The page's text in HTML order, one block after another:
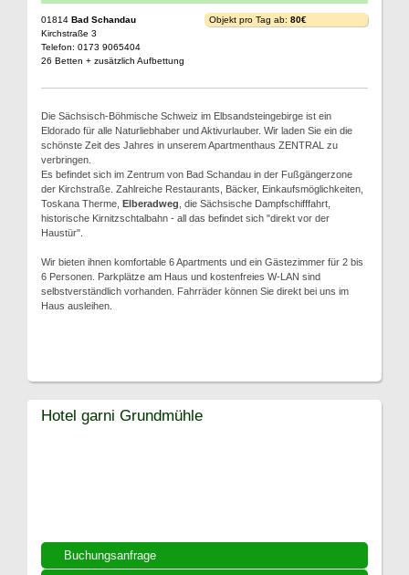
01814 Bad Schandau
Kirchstraße 3
Telefon: 0173 9065404
26 Betten + zusätzlich Aufbettung
Objekt pro Tag ab: 80€
Die Sächsisch-Böhmische Schweiz im Elbsandsteingebirge ist ein
Eldorado für alle Naturliebhaber und Aktivurlauber. Wir laden Sie ein die
schönste Zeit des Jahres in unserem Apartmenthaus ZENTRAL zu
verbringen.
Es befindet sich im Zentrum von Bad Schandau in der Fußgängerzone
der Kirchstraße. Zahlreiche Restaurants, Bäcker, Einkaufsmöglichkeiten,
Toskana Therme, Elberadweg , die Sächsische Dampfschifffahrt,
historische Kirnitzschtalbahn - all das befindet sich "direkt vor der
Haustür".
Wir bieten ihnen komfortable 6 Apartments und ein Gästezimmer für 2 bis
6 Personen. Parkplätze am Haus und kostenfreies W-LAN sind
selbstverständlich vorhanden. Fahrräder können Sie direkt bei uns im
Haus ausleihen.
Buchungsanfrage
Hotel garni Grundmühle